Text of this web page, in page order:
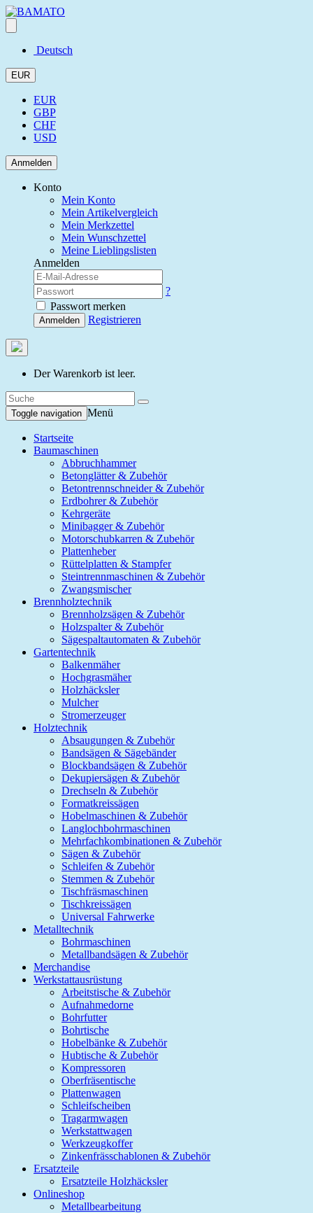
Deutsch
EUR
EUR
GBP
CHF
USD
Anmelden
Konto
Mein Konto
Mein Artikelvergleich
Mein Merkzettel
Mein Wunschzettel
Meine Lieblingslisten
Anmelden
?
Passwort merken
Anmelden Registrieren
Der Warenkorb ist leer.
Toggle navigation Menü
Startseite
Baumaschinen
Abbruchhammer
Betonglätter & Zubehör
Betontrennschneider & Zubehör
Erdbohrer & Zubehör
Kehrgeräte
Minibagger & Zubehör
Motorschubkarren & Zubehör
Plattenheber
Rüttelplatten & Stampfer
Steintrennmaschinen & Zubehör
Zwangsmischer
Brennholztechnik
Brennholzsägen & Zubehör
Holzspalter & Zubehör
Sägespaltautomaten & Zubehör
Gartentechnik
Balkenmäher
Hochgrasmäher
Holzhäcksler
Mulcher
Stromerzeuger
Holztechnik
Absaugungen & Zubehör
Bandsägen & Sägebänder
Blockbandsägen & Zubehör
Dekupiersägen & Zubehör
Drechseln & Zubehör
Formatkreissägen
Hobelmaschinen & Zubehör
Langlochbohrmaschinen
Mehrfachkombinationen & Zubehör
Sägen & Zubehör
Schleifen & Zubehör
Stemmen & Zubehör
Tischfräsmaschinen
Tischkreissägen
Universal Fahrwerke
Metalltechnik
Bohrmaschinen
Metallbandsägen & Zubehör
Merchandise
Werkstattausrüstung
Arbeitstische & Zubehör
Aufnahmedorne
Bohrfutter
Bohrtische
Hobelbänke & Zubehör
Hubtische & Zubehör
Kompressoren
Oberfräsentische
Plattenwagen
Schleifscheiben
Tragarmwagen
Werkstattwagen
Werkzeugkoffer
Zinkenfrässchablonen & Zubehör
Ersatzteile
Ersatzteile Holzhäcksler
Onlineshop
Metallbearbeitung